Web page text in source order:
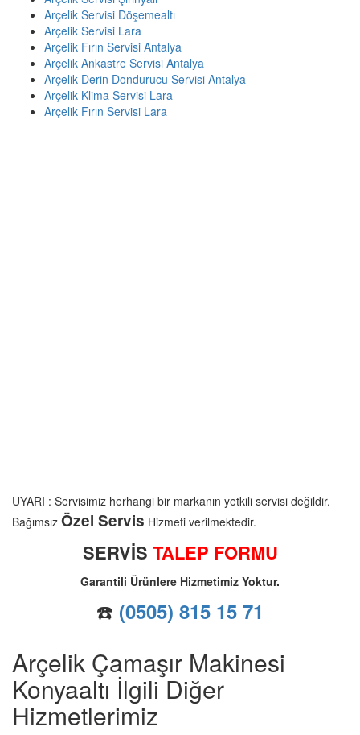
Arçelik Servisi Döşemealtı
Arçelik Servisi Lara
Arçelik Fırın Servisi Antalya
Arçelik Ankastre Servisi Antalya
Arçelik Derin Dondurucu Servisi Antalya
Arçelik Klima Servisi Lara
Arçelik Fırın Servisi Lara
UYARI : Servisimiz herhangi bir markanın yetkili servisi değildir.
Bağımsız Özel Servis Hizmeti verilmektedir.
SERVİS TALEP FORMU
Garantili Ürünlere Hizmetimiz Yoktur.
☎️ (0505) 815 15 71
Arçelik Çamaşır Makinesi
Konyaaltı İlgili Diğer
Hizmetlerimiz